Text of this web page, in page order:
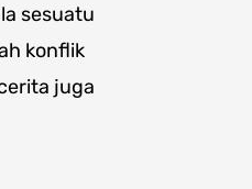
sesuatu
konflik
juga